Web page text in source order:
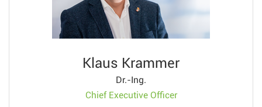
Klaus Krammer
Dr.-Ing.
Chief Executive Officer